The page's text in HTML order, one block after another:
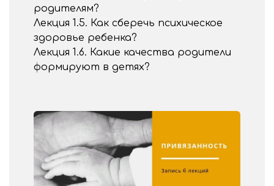
родителям?
Лекция 1.5. Как сберечь психическое
здоровье ребенка?
Лекция 1.6. Какие качества родители
формируют в детях?